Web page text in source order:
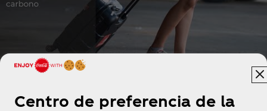
Centro de preferencia de la